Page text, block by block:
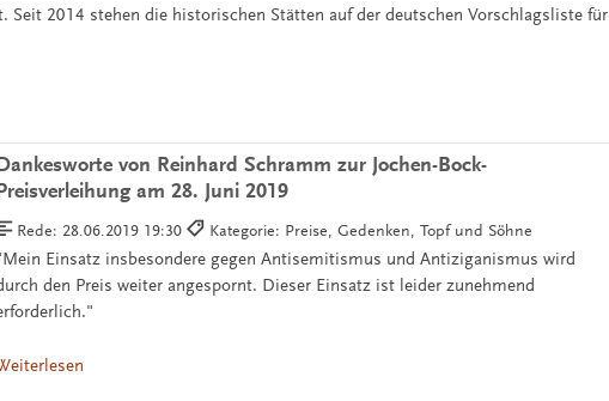
Seit 2014 stehen die historischen Stätten auf der deutschen Vorschlagsliste für
von Reinhard Schramm zur Jochen-Bock-
am 28. Juni 2019
Rede: 28.06.2019 19:30 Kategorie: Preise, Gedenken, Topf und Söhne
Einsatz insbesondere gegen Antisemitismus und Antiziganismus wird
den Preis weiter angespornt. Dieser Einsatz ist leider zunehmend